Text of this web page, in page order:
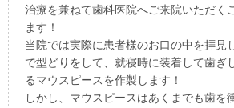
治療を兼ねて歯科医院へご来院いただく
ます！
当院では実際に患者様のお口の中を拝見
で型どりをして、就寝時に装着して歯ぎ
るマウスピースを作製します！
しかし、マウスピースはあくまでも歯を